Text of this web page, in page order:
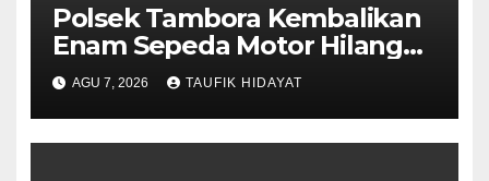
Polsek Tambora Kembalikan
Enam Sepeda Motor Hilang
kepada Pemilik, Wujud Nyata
Pelayanan Presisi Polri
AGU 7, 2026 TAUFIK HIDAYAT